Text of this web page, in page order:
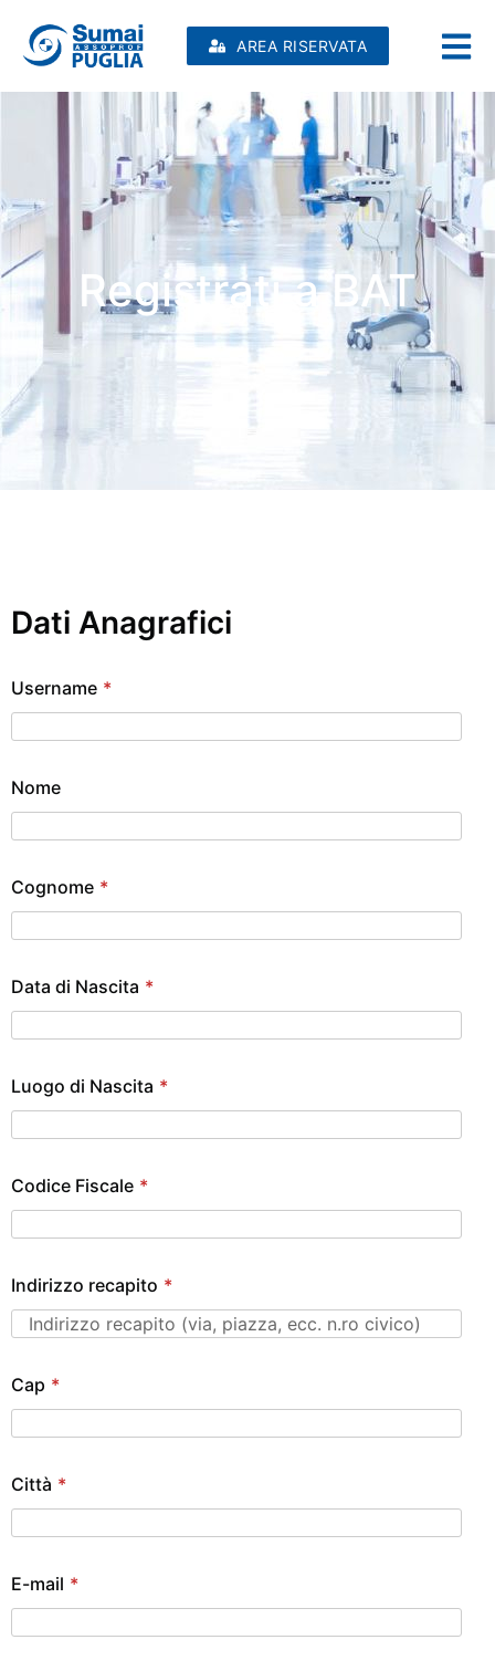
AREA RISERVATA
Registrati a BAT
Dati Anagrafici
Username *
Nome
Cognome *
Data di Nascita *
Luogo di Nascita *
Codice Fiscale *
Indirizzo recapito *
Cap *
Città *
E-mail *